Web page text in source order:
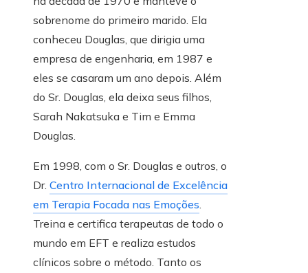
sobrenome do primeiro marido. Ela
conheceu Douglas, que dirigia uma
empresa de engenharia, em 1987 e
eles se casaram um ano depois. Além
do Sr. Douglas, ela deixa seus filhos,
Sarah Nakatsuka e Tim e Emma
Douglas.
Em 1998, com o Sr. Douglas e outros, o
Dr. Centro Internacional de Excelência
em Terapia Focada nas Emoções.
Treina e certifica terapeutas de todo o
mundo em EFT e realiza estudos
clínicos sobre o método. Tanto os